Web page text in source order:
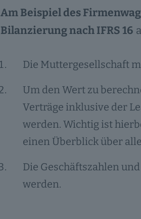
Am Beispiel des
Bilanzierung nach IFRS 16
Die Muttergesellschaft
Um den Wert zu
Verträge inklusive der
werden. Wichtig ist
einen Überblick über
Die Geschäftszahlen
werden.